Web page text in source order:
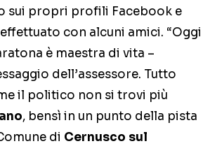
sui propri profili Facebook e
con alcuni amici. “Oggi
è maestra di vita –
dell’assessore. Tutto
il politico non si trovi più
, bensì in un punto della pista
di Cernusco sul